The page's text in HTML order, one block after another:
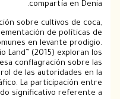
compartía
de erradicación sobre cultivos
pelo la implementación de
comunes en levante
“Anuncio Land” (2015)
sobre esa conflagración
y el rol de las
narcotráfico. La
ha sido significativo